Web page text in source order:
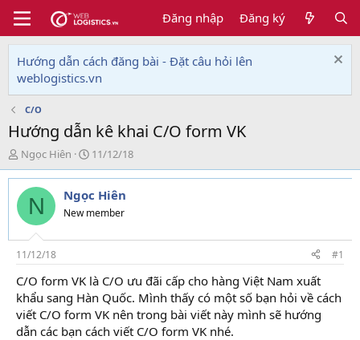
Đăng nhập Đăng ký
Hướng dẫn cách đăng bài - Đặt câu hỏi lên
weblogistics.vn
C/O
Hướng dẫn kê khai C/O form VK
T
h
r
e
d
s
t
a
r
t
e
r
Ngọc Hiên
N
g
à
y
g
i
11/12/18
N Ngọc Hiên
New member
11/12/18 #1
C/O form VK là C/O ưu đãi cấp cho hàng Việt Nam xuất
khẩu sang Hàn Quốc. Mình thấy có một số bạn hỏi về cách
viết C/O form VK nên trong bài viết này mình sẽ hướng
dẫn các bạn cách viết C/O form VK nhé.